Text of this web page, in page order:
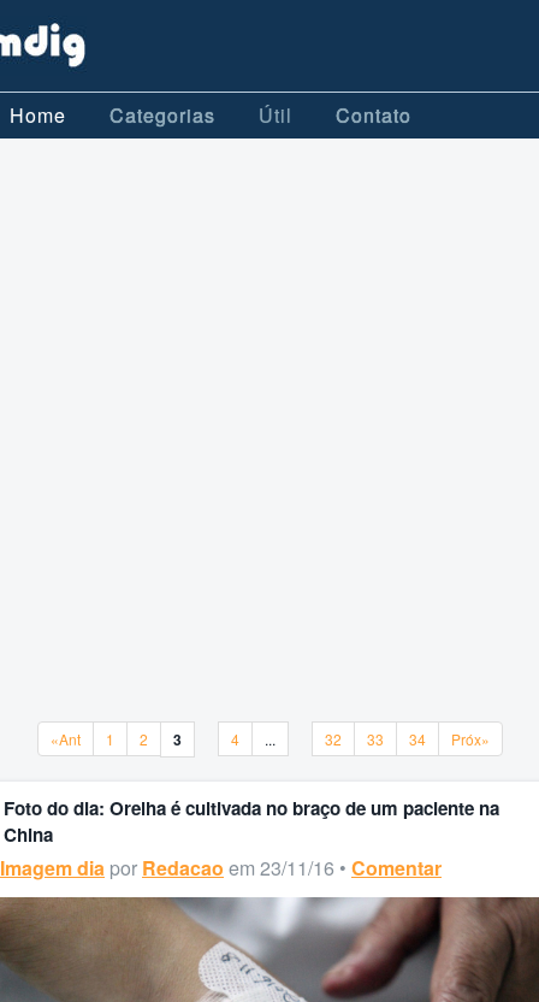
Home Categorias Útil Contato
«Ant«Ant1 22 3 44 ... 3232 3333 3434 Próx»Próx»
Foto do dia: Orelha é cultivada no braço de um paciente na
China
Imagem dia por Redacao em 23/11/16 • Comentar